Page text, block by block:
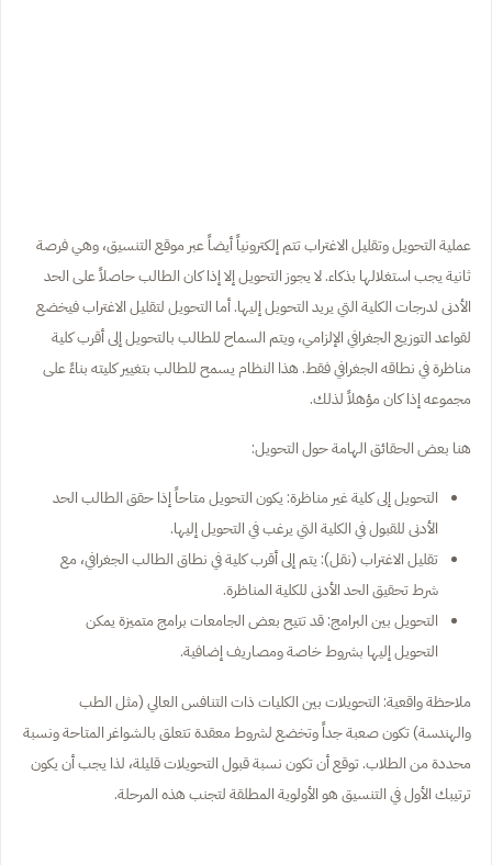
عملية التحويل وتقليل الاغتراب تتم إلكترونياً أيضاً عبر موقع التنسيق، وهي فرصة
ثانية يجب استغلالها بذكاء. لا يجوز التحويل إلا إذا كان الطالب حاصلاً على الحد
الأدنى لدرجات الكلية التي يريد التحويل إليها. أما التحويل لتقليل الاغتراب فيخضع
لقواعد التوزيع الجغرافي الإلزامي، ويتم السماح للطالب بالتحويل إلى أقرب كلية
مناظرة في نطاقه الجغرافي فقط. هذا النظام يسمح للطالب بتغيير كليته بناءً على
مجموعه إذا كان مؤهلاً لذلك.
هنا بعض الحقائق الهامة حول التحويل:
التحويل إلى كلية غير مناظرة: يكون التحويل متاحاً إذا حقق الطالب الحد
الأدنى للقبول في الكلية التي يرغب في التحويل إليها.
تقليل الاغتراب (نقل): يتم إلى أقرب كلية في نطاق الطالب الجغرافي، مع
شرط تحقيق الحد الأدنى للكلية المناظرة.
التحويل بين البرامج: قد تتيح بعض الجامعات برامج متميزة يمكن
التحويل إليها بشروط خاصة ومصاريف إضافية.
ملاحظة واقعية: التحويلات بين الكليات ذات التنافس العالي (مثل الطب
والهندسة) تكون صعبة جداً وتخضع لشروط معقدة تتعلق بالشواغر المتاحة ونسبة
محددة من الطلاب. توقع أن تكون نسبة قبول التحويلات قليلة، لذا يجب أن يكون
ترتيبك الأول في التنسيق هو الأولوية المطلقة لتجنب هذه المرحلة.